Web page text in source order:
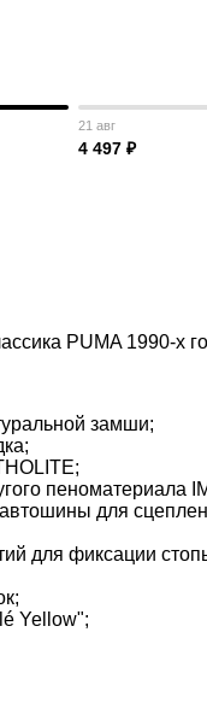
21 авг
4 497 ₽
PUMA 1990-х
замши;
пеноматериала
для
для фиксации
Yellow";